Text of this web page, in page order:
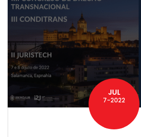
JUL
7-2022